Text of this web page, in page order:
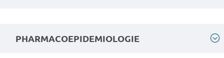
PHARMACOEPIDEMIOLOGIE